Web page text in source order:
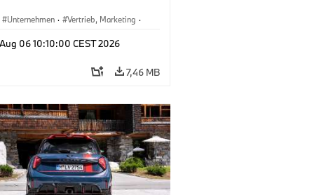
Unternehmen · Vertrieb, Marketing ·
06 10:10:00 CEST 2026
7,46 MB